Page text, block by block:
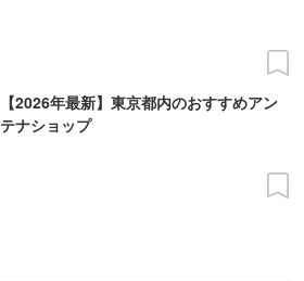
【2026年最新】東京都内のおすすめアン
テナショップ